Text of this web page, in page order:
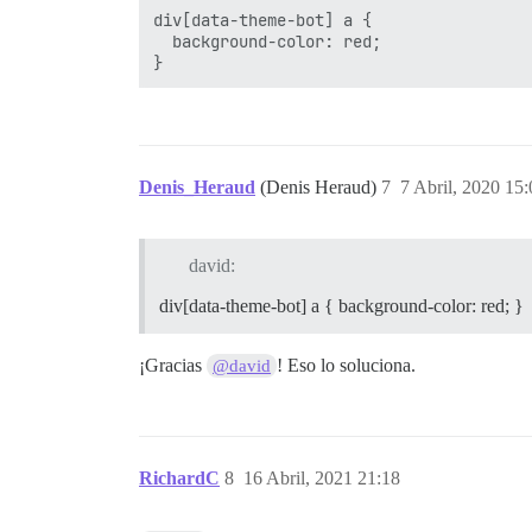
div[data-theme-bot] a {
  background-color: red;
Denis_Heraud (Denis Heraud) 7 Abril, 2020
7
david:
div[data-theme-bot] a { background-color: red; }
¡Gracias @david ! Eso lo soluciona.
RichardC 16 Abril, 2021 21:18
8